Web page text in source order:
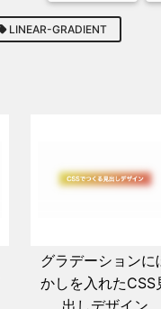
LINEAR-GRADIENT
グラデーションに
かしを入れたCSS
出しデザイン